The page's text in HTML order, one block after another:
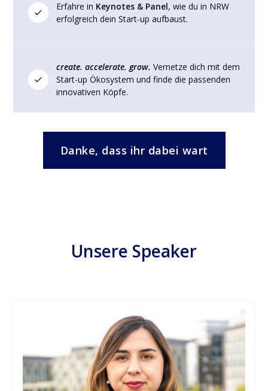
Erfahre in Keynotes & Panel, wie du in NRW
erfolgreich dein Start-up aufbaust.
create. accelerate. grow. Vernetze dich mit dem
Start-up Ökosystem und finde die passenden
innovativen Köpfe.
Danke, dass ihr dabei wart
Unsere Speaker